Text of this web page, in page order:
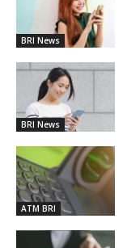
BRI News
BRI News
ATM BRI